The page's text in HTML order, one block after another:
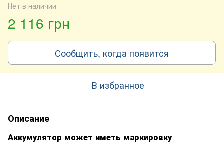
Нет в наличии
2 116 грн
Сообщить, когда появится
В избранное
Описание
Аккумулятор может иметь маркировку